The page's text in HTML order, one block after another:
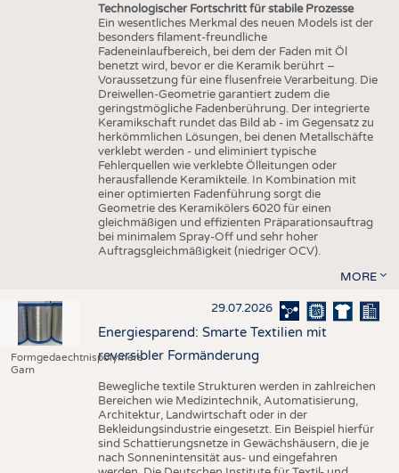
Technologischer Fortschritt für stabile Prozesse
Ein wesentliches Merkmal des neuen Models ist der
besonders filament-freundliche
Fadeneinlaufbereich, bei dem der Faden mit Öl
benetzt wird, bevor er die Keramik berührt –
Voraussetzung für eine flusenfreie Verarbeitung. Die
Dreiwellen-Geometrie garantiert zudem die
geringstmögliche Fadenberührung. Der integrierte
Keramikschaft rundet das Bild ab - im Gegensatz zu
herkömmlichen Lösungen, bei denen Metallschäfte
verklebt werden - und eliminiert typische
Fehlerquellen wie verklebte Ölleitungen oder
herausfallende Keramikteile. In Kombination mit
einer optimierten Fadenführung sorgt die
Geometrie des Keramikölers 6020 für einen
gleichmäßigen und effizienten Präparationsauftrag
bei minimalem Spray-Off und sehr hoher
Auftragsgleichmäßigkeit (niedriger OCV).
MORE
Formgedaechtnispolymere
Garn
29.07.2026
Energiesparend: Smarte Textilien mit
reversibler Formänderung
Bewegliche textile Strukturen werden in zahlreichen
Bereichen wie Medizintechnik, Automatisierung,
Architektur, Landwirtschaft oder in der
Bekleidungsindustrie eingesetzt. Ein Beispiel hierfür
sind Schattierungsnetze in Gewächshäusern, die je
nach Sonnenintensität aus- und eingefahren